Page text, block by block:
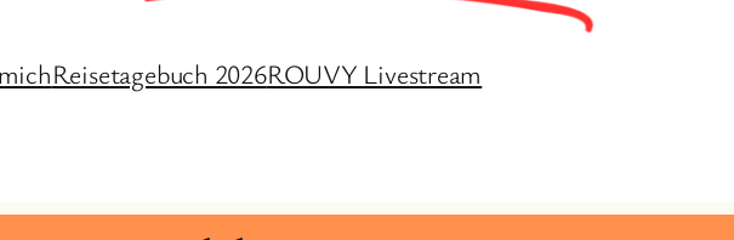
Reisetagebuch 2026ROUVY Livestream